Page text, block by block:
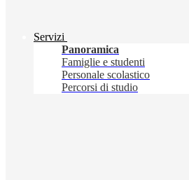
Servizi
Panoramica
Famiglie e studenti
Personale scolastico
Percorsi di studio